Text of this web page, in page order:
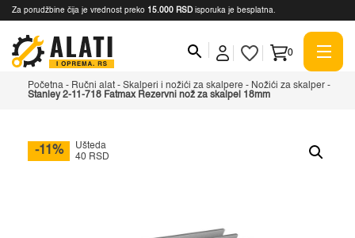
Za porudžbine čija je vrednost preko 15.000 RSD isporuka je besplatna.
0
Početna - Ručni alat - Skalperi i nožići za skalpere - Nožići za skalper -
Stanley 2-11-718 Fatmax Rezervni nož za skalpel 18mm
-11%
Ušteda
40 RSD